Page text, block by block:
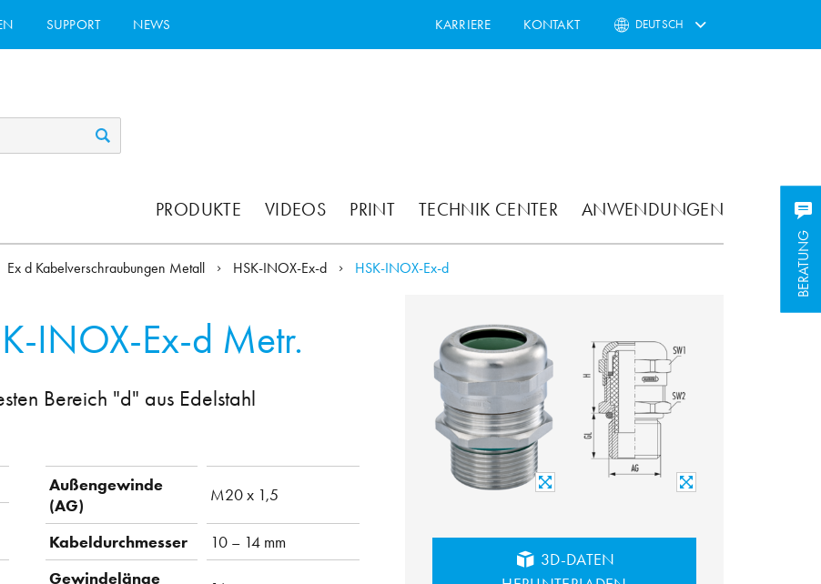
SUPPORT NEWS KARRIERE KONTAKT DEUTSCH
PRODUKTE VIDEOS PRINT TECHNIK CENTER ANWENDUNGEN
BERATUNG
BERATUNG
Ex d Kabelverschraubungen Metall HSK-INOX-Ex-d HSK-INOX-Ex-d
INOX-Ex-d Metr.
Bereich "d" aus Edelstahl
Außengewinde
(AG)
M20 x 1,5
Kabeldurchmesser
10 – 14 mm
Gewindelänge
3D-DATEN